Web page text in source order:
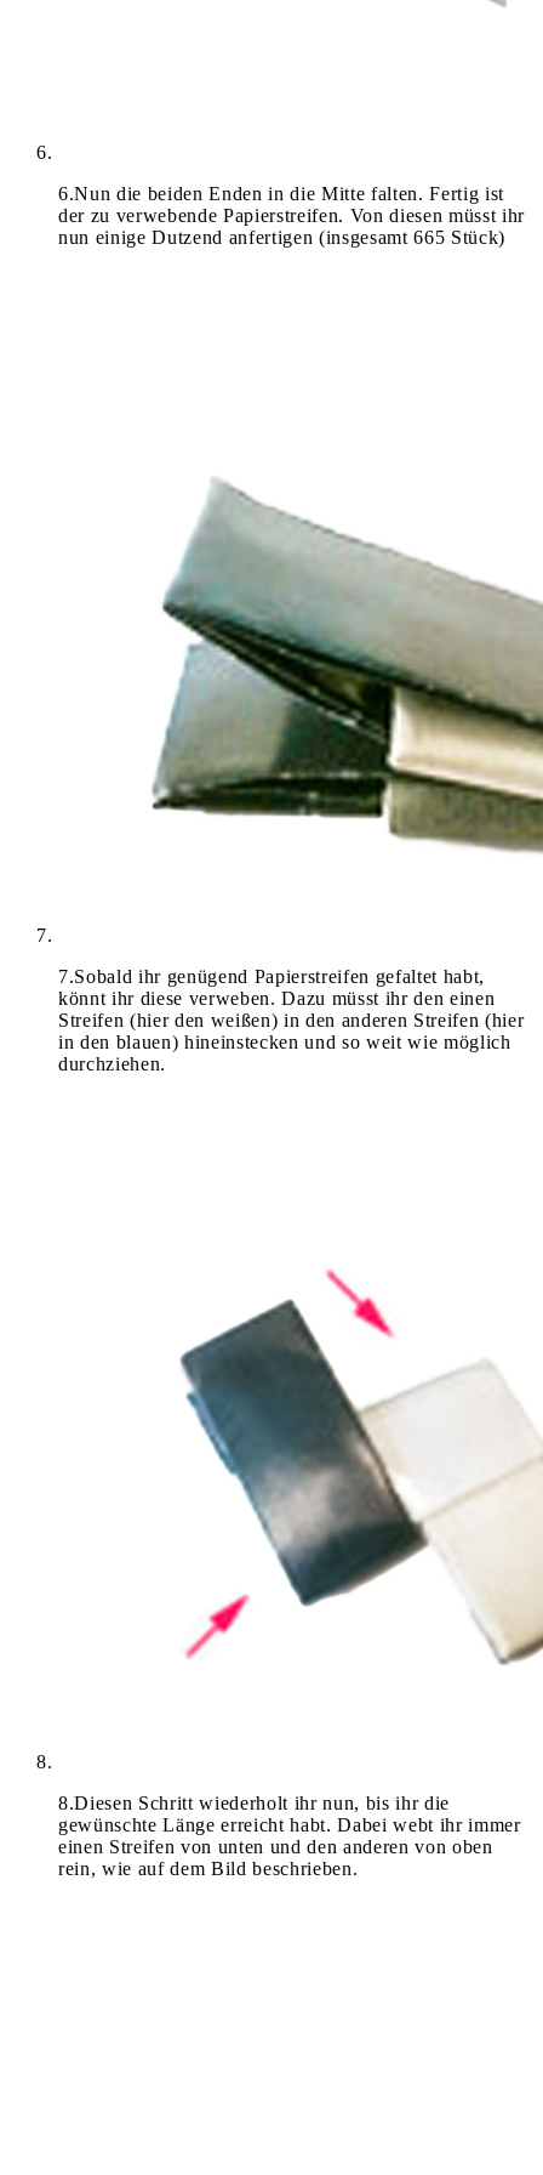
6.Nun die beiden Enden in die Mitte falten. Fertig ist
der zu verwebende Papierstreifen. Von diesen müsst ihr
nun einige Dutzend anfertigen (insgesamt 665 Stück)
7.Sobald ihr genügend Papierstreifen gefaltet habt,
könnt ihr diese verweben. Dazu müsst ihr den einen
Streifen (hier den weißen) in den anderen Streifen (hier
in den blauen) hineinstecken und so weit wie möglich
durchziehen.
8.Diesen Schritt wiederholt ihr nun, bis ihr die
gewünschte Länge erreicht habt. Dabei webt ihr immer
einen Streifen von unten und den anderen von oben
rein, wie auf dem Bild beschrieben.